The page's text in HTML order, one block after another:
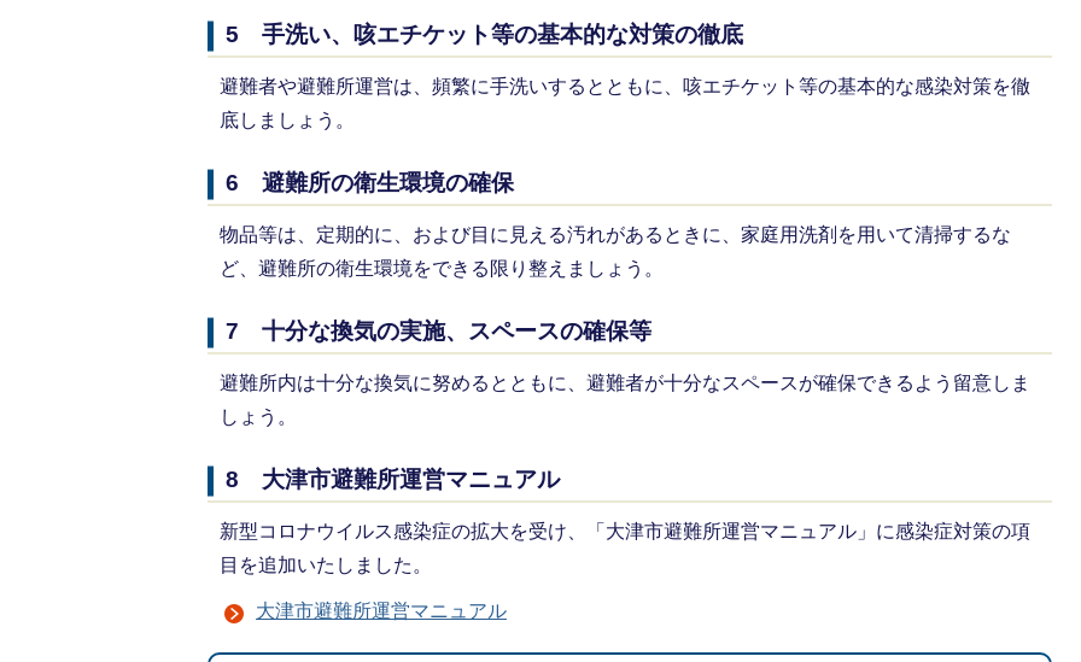
5 手洗い、咳エチケット等の基本的な対策の徹底
避難者や避難所運営は、頻繁に手洗いするとともに、咳エチケット等の基本的な感染対策を徹
底しましょう。
6 避難所の衛生環境の確保
物品等は、定期的に、および目に見える汚れがあるときに、家庭用洗剤を用いて清掃するな
ど、避難所の衛生環境をできる限り整えましょう。
7 十分な換気の実施、スペースの確保等
避難所内は十分な換気に努めるとともに、避難者が十分なスペースが確保できるよう留意しま
しょう。
8 大津市避難所運営マニュアル
新型コロナウイルス感染症の拡大を受け、「大津市避難所運営マニュアル」に感染症対策の項
目を追加いたしました。
大津市避難所運営マニュアル